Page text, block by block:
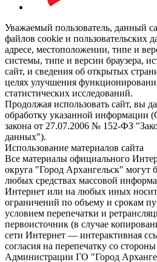
Уважаемый пользователь, данный
файлов cookie и
адресе, местоположении, типе и
системы, типе и версии браузера,
сайт, и сведения об открытых
целях улучшения
статистических исследований.
Продолжая использовать сайт, вы
обработку указанной информации
закона от 27.07.2006 № 152-ФЗ
данных").
Использование материалов сайта
Все материалы официального
округа "Город Архангельск" могут
любых средствах массовой
Интернет или на любых иных
ограничений по объему и срокам
условием перепечатки и
первоисточник (в случае
сети Интернет — интерактивная
согласия на перепечатку со
Администрации ГО "Город